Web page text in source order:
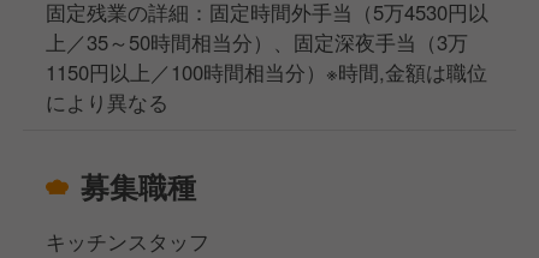
固定残業の詳細：固定時間外手当（5万4530円以
上／35～50時間相当分）、固定深夜手当（3万
1150円以上／100時間相当分）※時間,金額は職位
により異なる
募集職種
キッチンスタッフ